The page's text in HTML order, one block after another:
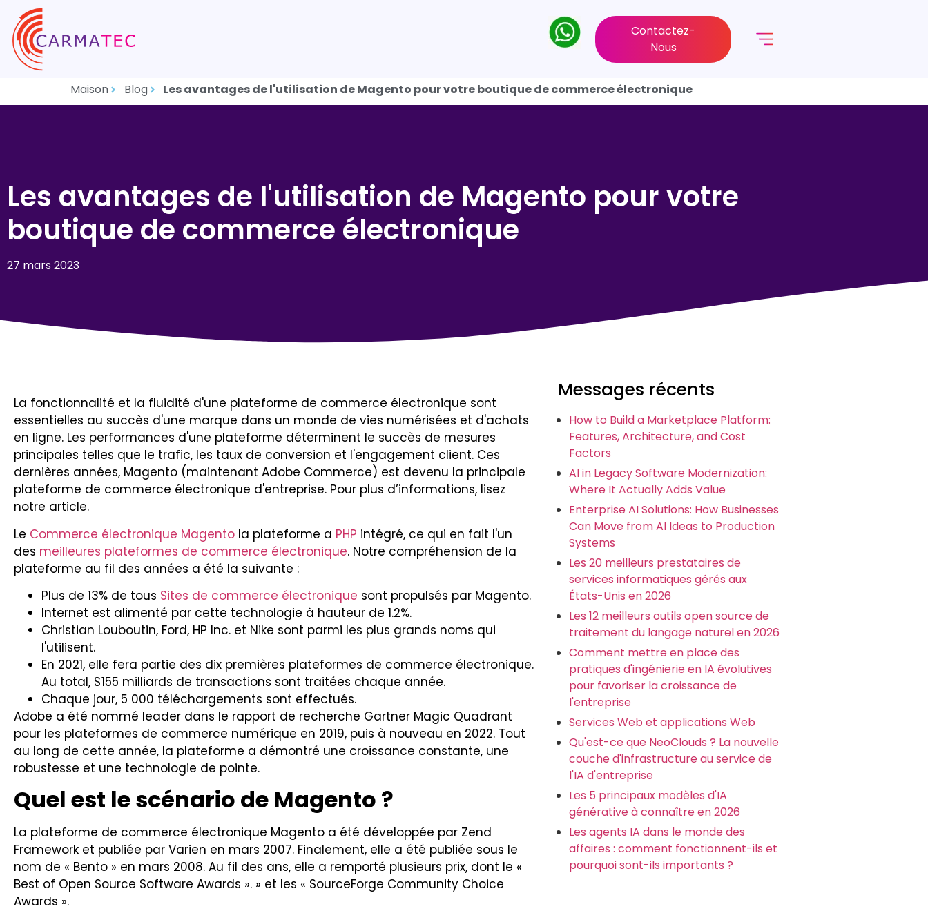
Contactez-
Nous
Maison Blog Les avantages de l'utilisation de Magento pour votre boutique de commerce électronique
Les avantages de l'utilisation de Magento pour votre
boutique de commerce électronique
27 mars 2023
La fonctionnalité et la fluidité d'une plateforme de commerce électronique sont
essentielles au succès d'une marque dans un monde de vies numérisées et d'achats
en ligne. Les performances d'une plateforme déterminent le succès de mesures
principales telles que le trafic, les taux de conversion et l'engagement client. Ces
dernières années, Magento (maintenant Adobe Commerce) est devenu la principale
plateforme de commerce électronique d'entreprise. Pour plus d’informations, lisez
notre article.
Le Commerce électronique Magento la plateforme a PHP intégré, ce qui en fait l'un
des meilleures plateformes de commerce électronique. Notre compréhension de la
plateforme au fil des années a été la suivante :
Plus de 13% de tous Sites de commerce électronique sont propulsés par Magento.
Internet est alimenté par cette technologie à hauteur de 1.2%.
Christian Louboutin, Ford, HP Inc. et Nike sont parmi les plus grands noms qui
l'utilisent.
En 2021, elle fera partie des dix premières plateformes de commerce électronique.
Au total, $155 milliards de transactions sont traitées chaque année.
Chaque jour, 5 000 téléchargements sont effectués.
Adobe a été nommé leader dans le rapport de recherche Gartner Magic Quadrant
pour les plateformes de commerce numérique en 2019, puis à nouveau en 2022. Tout
au long de cette année, la plateforme a démontré une croissance constante, une
robustesse et une technologie de pointe.
Quel est le scénario de Magento ?
La plateforme de commerce électronique Magento a été développée par Zend
Framework et publiée par Varien en mars 2007. Finalement, elle a été publiée sous le
nom de « Bento » en mars 2008. Au fil des ans, elle a remporté plusieurs prix, dont le «
Best of Open Source Software Awards ». » et les « SourceForge Community Choice
Awards ».
Messages récents
How to Build a Marketplace Platform:
Features, Architecture, and Cost
Factors
AI in Legacy Software Modernization:
Where It Actually Adds Value
Enterprise AI Solutions: How Businesses
Can Move from AI Ideas to Production
Systems
Les 20 meilleurs prestataires de
services informatiques gérés aux
États-Unis en 2026
Les 12 meilleurs outils open source de
traitement du langage naturel en 2026
Comment mettre en place des
pratiques d'ingénierie en IA évolutives
pour favoriser la croissance de
l'entreprise
Services Web et applications Web
Qu'est-ce que NeoClouds ? La nouvelle
couche d'infrastructure au service de
l'IA d'entreprise
Les 5 principaux modèles d'IA
générative à connaître en 2026
Les agents IA dans le monde des
affaires : comment fonctionnent-ils et
pourquoi sont-ils importants ?